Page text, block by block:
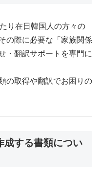
り在日韓国人の方々の
の際に必要な「家族関係
・翻訳サポートを専門に
の取得や翻訳でお困りの
成する書類につい